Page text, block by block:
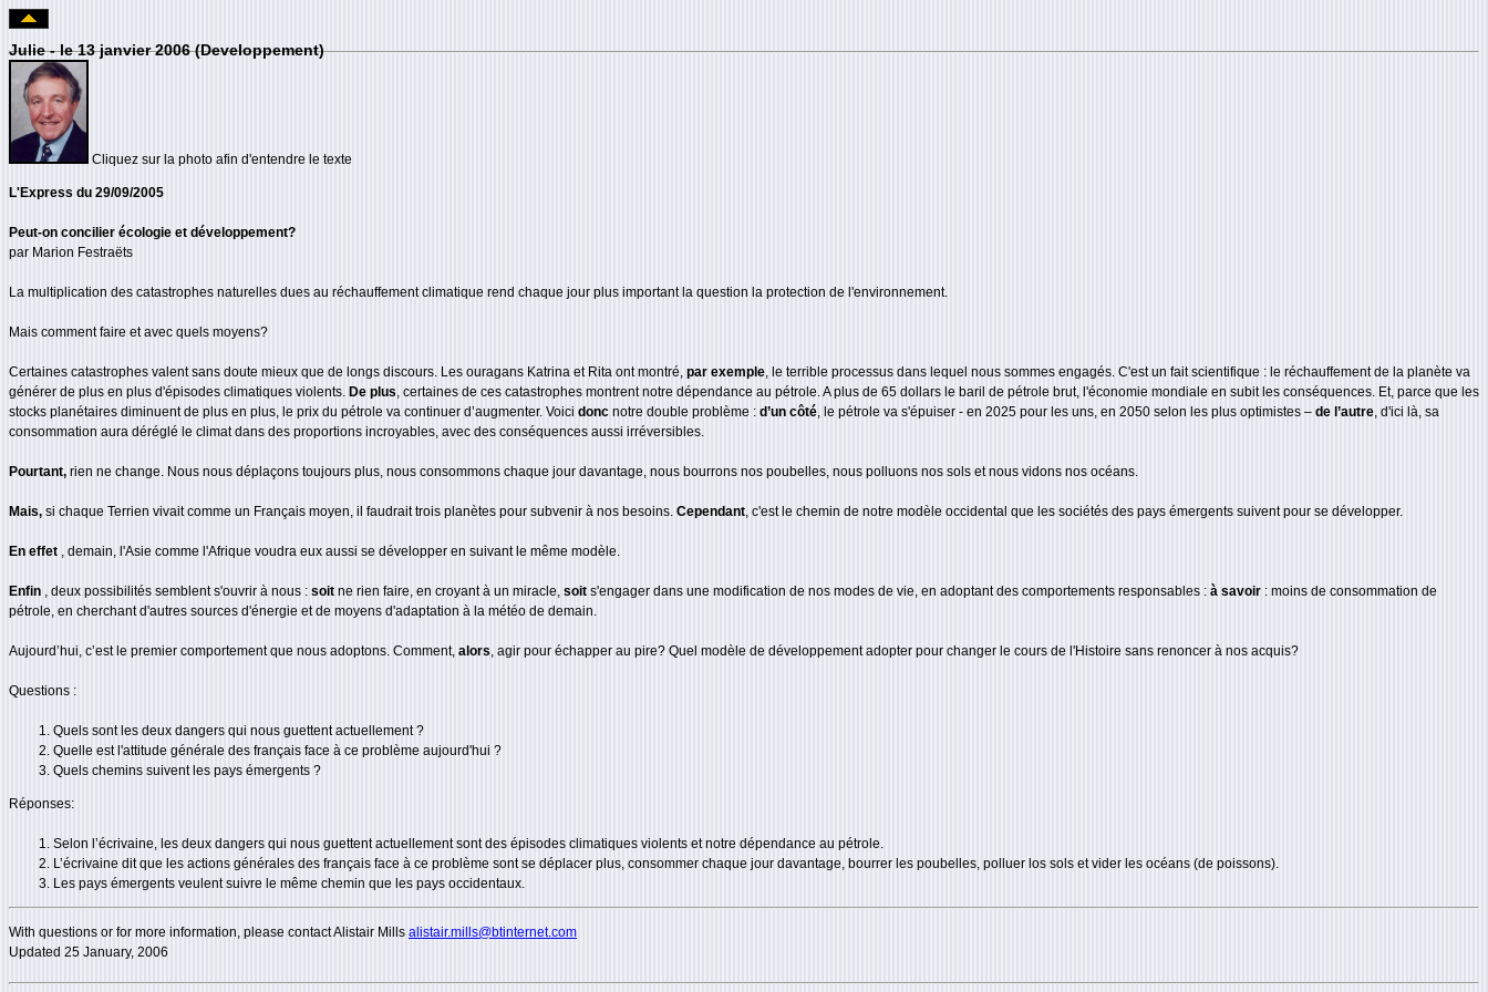
Julie - le 13 janvier 2006 (Developpement)
Cliquez sur la photo afin d'entendre le texte
L'Express du 29/09/2005
Peut-on concilier écologie et développement?
par Marion Festraëts
La multiplication des catastrophes naturelles dues au réchauffement climatique rend chaque jour plus important la question la protection de l'environnement.
Mais comment faire et avec quels moyens?
Certaines catastrophes valent sans doute mieux que de longs discours. Les ouragans Katrina et Rita ont montré, par exemple, le terrible processus dans lequel nous sommes engagés. C'est un fait scientifique : le réchauffement de la planète va
générer de plus en plus d'épisodes climatiques violents. De plus, certaines de ces catastrophes montrent notre dépendance au pétrole. A plus de 65 dollars le baril de pétrole brut, l'économie mondiale en subit les conséquences. Et, parce que les
stocks planétaires diminuent de plus en plus, le prix du pétrole va continuer d’augmenter. Voici donc notre double problème : d’un côté, le pétrole va s'épuiser - en 2025 pour les uns, en 2050 selon les plus optimistes – de l’autre, d'ici là, sa
consommation aura déréglé le climat dans des proportions incroyables, avec des conséquences aussi irréversibles.
Pourtant, rien ne change. Nous nous déplaçons toujours plus, nous consommons chaque jour davantage, nous bourrons nos poubelles, nous polluons nos sols et nous vidons nos océans.
Mais, si chaque Terrien vivait comme un Français moyen, il faudrait trois planètes pour subvenir à nos besoins. Cependant, c'est le chemin de notre modèle occidental que les sociétés des pays émergents suivent pour se développer.
En effet , demain, l'Asie comme l'Afrique voudra eux aussi se développer en suivant le même modèle.
Enfin , deux possibilités semblent s'ouvrir à nous : soit ne rien faire, en croyant à un miracle, soit s'engager dans une modification de nos modes de vie, en adoptant des comportements responsables : à savoir : moins de consommation de
pétrole, en cherchant d'autres sources d'énergie et de moyens d'adaptation à la météo de demain.
Aujourd’hui, c’est le premier comportement que nous adoptons. Comment, alors, agir pour échapper au pire? Quel modèle de développement adopter pour changer le cours de l'Histoire sans renoncer à nos acquis?
Questions :
Quels sont les deux dangers qui nous guettent actuellement ?
Quelle est l'attitude générale des français face à ce problème aujourd'hui ?
Quels chemins suivent les pays émergents ?
Réponses:
Selon l’écrivaine, les deux dangers qui nous guettent actuellement sont des épisodes climatiques violents et notre dépendance au pétrole.
L’écrivaine dit que les actions générales des français face à ce problème sont se déplacer plus, consommer chaque jour davantage, bourrer les poubelles, polluer los sols et vider les océans (de poissons).
Les pays émergents veulent suivre le même chemin que les pays occidentaux.
With questions or for more information, please contact Alistair Mills alistair.mills@btinternet.com
Updated 25 January, 2006